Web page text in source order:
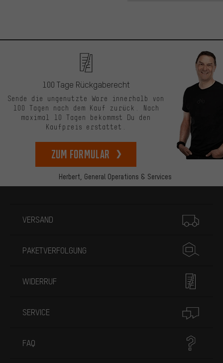
Herbert, General Operations & Services
100 Tage Rückgaberecht
Sende die ungenutzte Ware innerhalb von
100 Tagen nach dem Kauf zurück. Nach
maximal 10 Tagen bekommst Du den
Kaufpreis erstattet.
zum Formular
VERSAND
PAKETVERFOLGUNG
WIDERRUF
SERVICE
FAQ